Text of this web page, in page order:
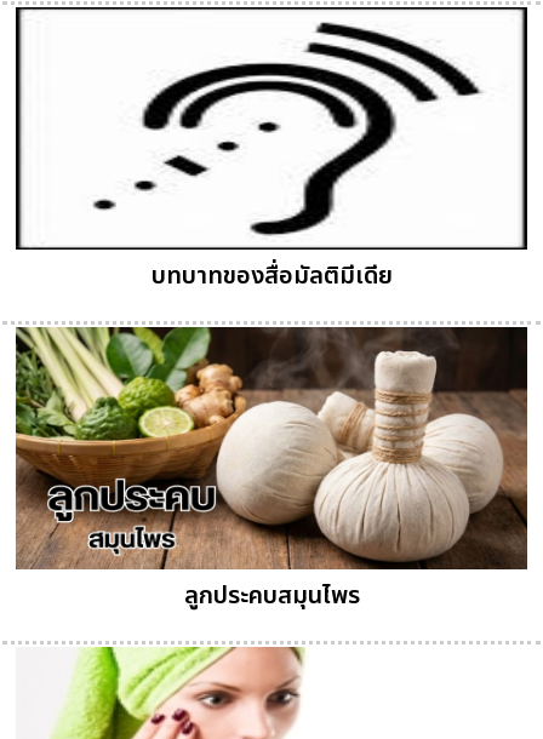
บทบาทของสื่อมัลติมีเดีย
ลูกประคบสมุนไพร